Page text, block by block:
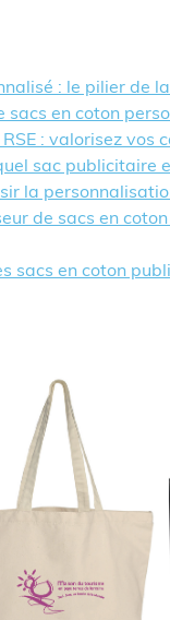
: le pilier de
sacs en coton
: valorisez vos
sac publicitaire
la
de sacs en
sacs en coton